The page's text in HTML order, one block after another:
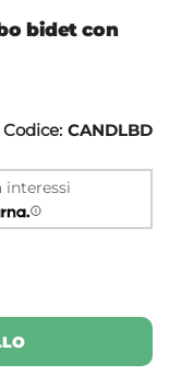
bidet con
Codice: CANDLBD
interessi